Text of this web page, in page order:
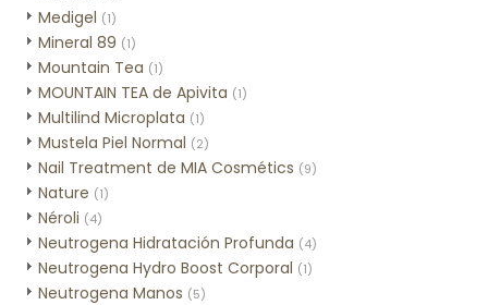
Medigel (1)
Mineral 89 (1)
Mountain Tea (1)
MOUNTAIN TEA de Apivita (1)
Multilind Microplata (1)
Mustela Piel Normal (2)
Nail Treatment de MIA Cosmétics (9)
Nature (1)
Néroli (4)
Neutrogena Hidratación Profunda (4)
Neutrogena Hydro Boost Corporal (1)
Neutrogena Manos (5)